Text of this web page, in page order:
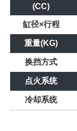
(CC)
缸径×行程
重量(KG)
换挡方式
点火系统
冷却系统